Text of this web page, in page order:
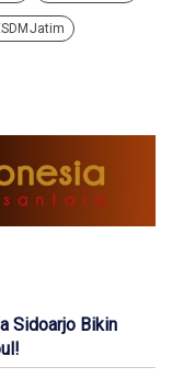
Jatim
Sidoarjo Bikin